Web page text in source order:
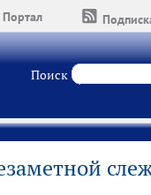
Портал
Поиск